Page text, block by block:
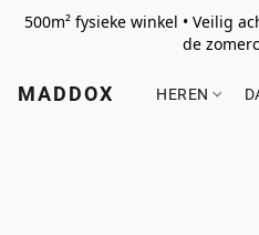
500m² fysieke winkel • Veilig
de
MADDOX HEREN